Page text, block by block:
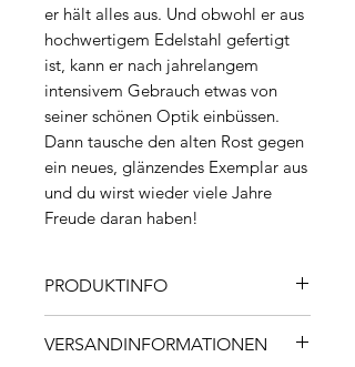
er hält alles aus. Und obwohl er aus
hochwertigem Edelstahl gefertigt
ist, kann er nach jahrelangem
intensivem Gebrauch etwas von
seiner schönen Optik einbüssen.
Dann tausche den alten Rost gegen
ein neues, glänzendes Exemplar aus
und du wirst wieder viele Jahre
Freude daran haben!
PRODUKTINFO
MiniMax, CHF inkl. MwSt.
VERSANDINFORMATIONEN